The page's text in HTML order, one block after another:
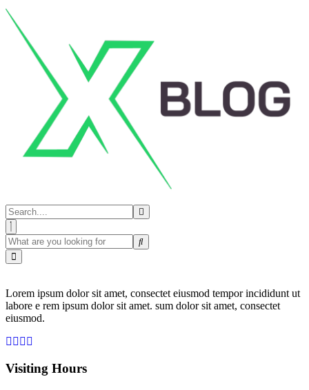
Lorem ipsum dolor sit amet, consectet eiusmod tempor incididunt ut
labore e rem ipsum dolor sit amet. sum dolor sit amet, consectet
eiusmod.
Visiting Hours